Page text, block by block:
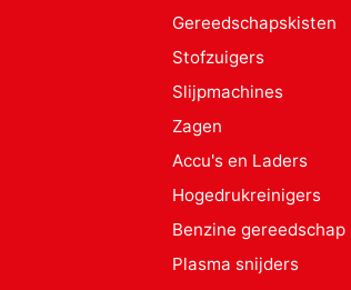
Gereedschapskisten
Stofzuigers
Slijpmachines
Zagen
Accu's en Laders
Hogedrukreinigers
Benzine gereedschap
Plasma snijders